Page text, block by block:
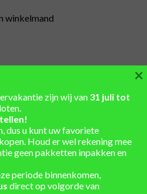
winkelmand
cm x Diameter 62 cm
zijn wij van 31 juli tot
dus u kunt uw favoriete
Houd er wel rekening mee
geen pakketten inpakken en
periode binnenkomen,
direct op volgorde van
×